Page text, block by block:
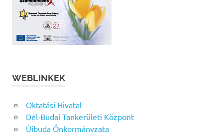
WEBLINKEK
Oktatási Hivatal
Dél-Budai Tankerületi Központ
Újbuda Önkormányzata